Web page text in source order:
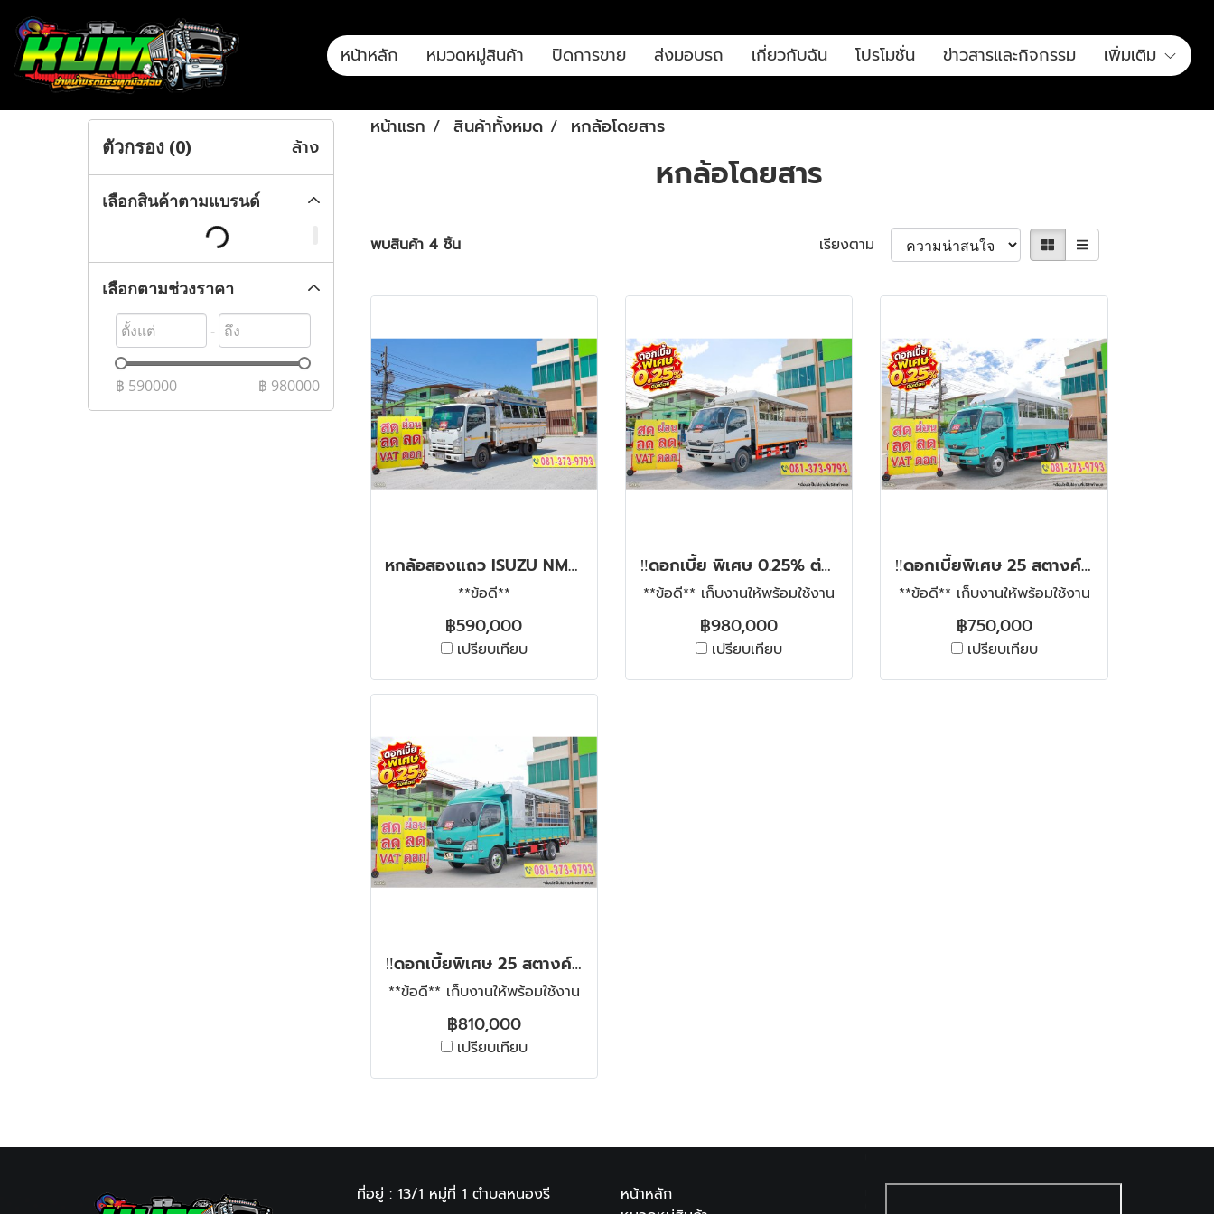
หน้าหลัก หมวดหมู่สินค้า ปิดการขาย ส่งมอบรถ เกี่ยวกับฉัน โปรโมชั่น ข่าวสารและกิจกรรม เพิ่มเติม
หน้าแรก สินค้าทั้งหมด หกล้อโดยสาร
หกล้อโดยสาร
พบสินค้า 4 ชิ้น เรียงตาม
หกล้อสองแถว ISUZU NMR 130 แรง ปี 2557
**ข้อดี**
฿590,000
เปรียบเทียบ
‼️ดอกเบี้ย พิเศษ 0.25% ต่อเดือน‼️หกล้อโดยสาร HINO XZU 150 แรง ปี 2565
**ข้อดี** เก็บงานให้พร้อมใช้งาน
฿980,000
เปรียบเทียบ
‼️ดอกเบี้ยพิเศษ 25 สตางค์ต่อเดือน‼️หกล้อสองแถว HINO XZU 150 แรง ปี 2563
**ข้อดี** เก็บงานให้พร้อมใช้งาน
฿750,000
เปรียบเทียบ
‼️ดอกเบี้ยพิเศษ 25 สตางค์ต่อเดือน‼️หกล้อโดยสาร HINO XZU 150 แรง ปี 2561
**ข้อดี** เก็บงานให้พร้อมใช้งาน
฿810,000
เปรียบเทียบ
ตัวกรอง (0) ล้าง
เลือกสินค้าตามแบรนด์
เลือกตามช่วงราคา
-
฿ 590000 ฿ 980000
ที่อยู่ : 13/1 หมู่ที่ 1 ตำบลหนองรี
หน้าหลัก